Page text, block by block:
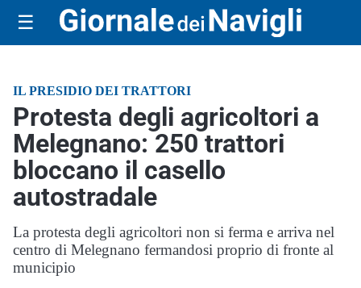
☰
IL PRESIDIO DEI TRATTORI
Protesta degli agricoltori a
Melegnano: 250 trattori
bloccano il casello
autostradale
La protesta degli agricoltori non si ferma e arriva nel
centro di Melegnano fermandosi proprio di fronte al
municipio